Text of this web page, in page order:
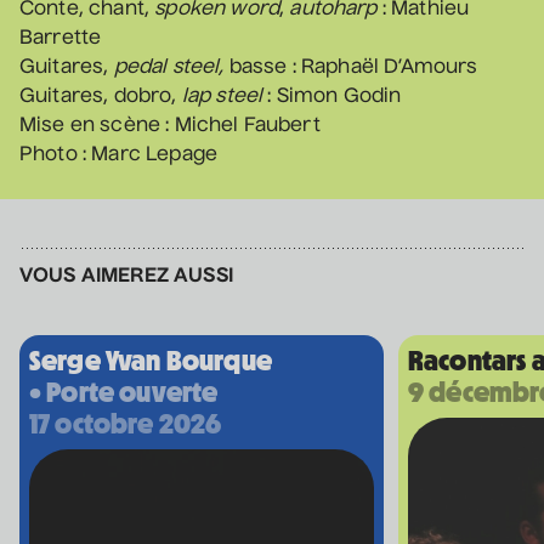
• Coeur d'enfant
Annexe3
Mathieu Cyr
• Adulte
Théâtre des Muses
16 ans et +
Manu Militari
• 20 ans de Voix de Fait
11 septembre 2026
Annexe3
Conte, chant, spoken word, autoharp: Mathieu
Barrette
Guitares, pedal steel, basse : Raphaël D’Amours
Guitares, dobro, lap steel: Simon Godin
Mise en scène : Michel Faubert
Photo : Marc Lepage
VOUS AIMEREZ AUSSI
Serge Yvan Bourque
• Porte ouverte
17 octobre 2026
Racontars
9